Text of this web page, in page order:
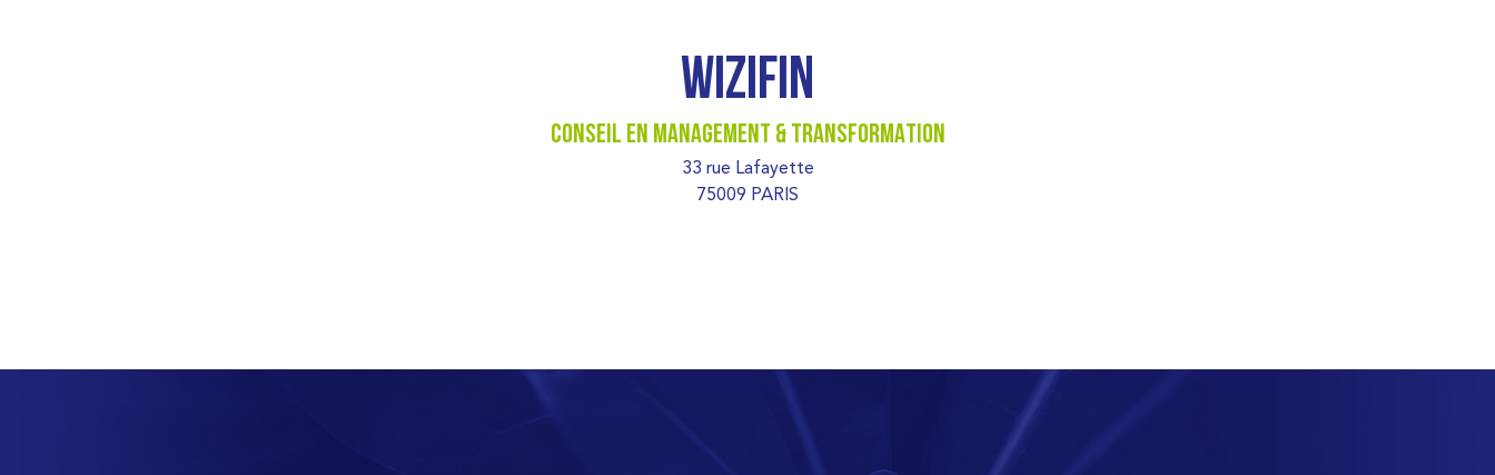
WIZIFIN
CONSEIL EN MANAGEMENT & TRANSFORMATION
33 rue Lafayette
75009 PARIS